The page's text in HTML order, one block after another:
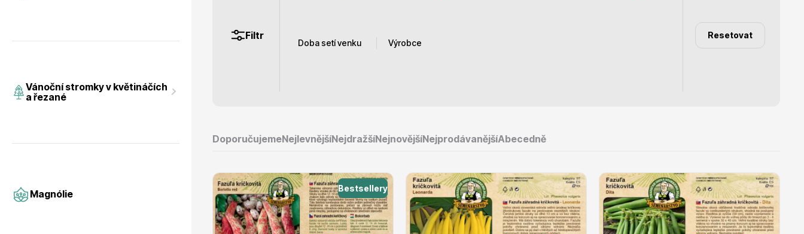
Filtr
Doba setí venku Výrobce
Joja
Resetovat
DoporučujemeNejlevnějšíNejdražšíNejnovějšíNejprodávanějšíAbecedně
Bestsellery
Vánoční stromky v květináčích
a řezané
Magnólie